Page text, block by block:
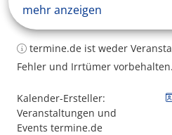
mehr anzeigen
termine.de ist weder
Fehler und Irrtümer vorbehalten.
Kalender-Ersteller:
Veranstaltungen und
Events termine.de